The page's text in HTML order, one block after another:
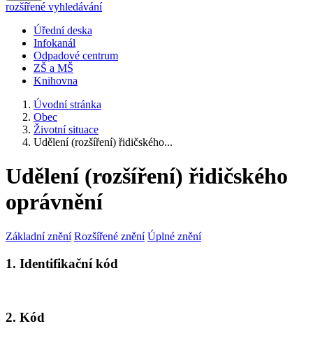
rozšířené vyhledávání
Úřední deska
Infokanál
Odpadové centrum
ZŠ a MŠ
Knihovna
Úvodní stránka
Obec
Životní situace
Udělení (rozšíření) řidičského...
Udělení (rozšíření) řidičského
oprávnění
Základní znění Rozšířené znění Úplné znění
1. Identifikační kód
2. Kód